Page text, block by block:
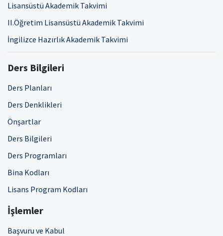
Lisansüstü Akademik Takvimi
II.Öğretim Lisansüstü Akademik Takvimi
İngilizce Hazırlık Akademik Takvimi
Ders Bilgileri
Ders Planları
Ders Denklikleri
Önşartlar
Ders Bilgileri
Ders Programları
Bina Kodları
Lisans Program Kodları
İşlemler
Başvuru ve Kabul